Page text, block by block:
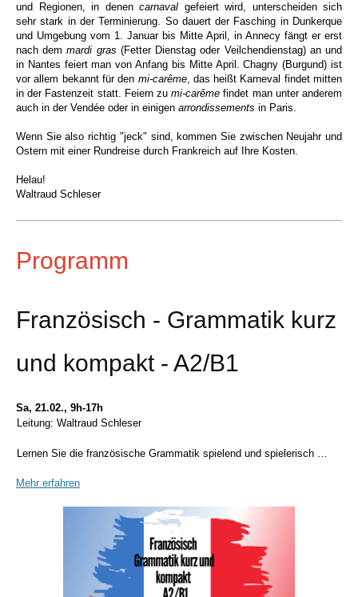
und Regionen, in denen carnaval gefeiert wird, unterscheiden sich
sehr stark in der Terminierung. So dauert der Fasching in Dunkerque
und Umgebung vom 1. Januar bis Mitte April, in Annecy fängt er erst
nach demmardi gras (Fetter Dienstag oder Veilchendienstag) an und
in Nantes feiert man von Anfang bis Mitte April. Chagny (Burgund) ist
vor allem bekannt für den mi-carême, das heißt Karneval findet mitten
in der Fastenzeit statt. Feiern zumi-carême findet man unter anderem
auch in der Vendée oder in einigen arrondissements in Paris.
Wenn Sie also richtig "jeck" sind, kommen Sie zwischen Neujahr und
Ostern mit einer Rundreise durch Frankreich auf Ihre Kosten.
Helau!
Waltraud Schleser
Programm
Französisch - Grammatik kurz
und kompakt - A2/B1
Sa, 21.02., 9h-17h
Leitung: Waltraud Schleser
Lernen Sie die französische Grammatik spielend und spielerisch …
Mehr erfahren